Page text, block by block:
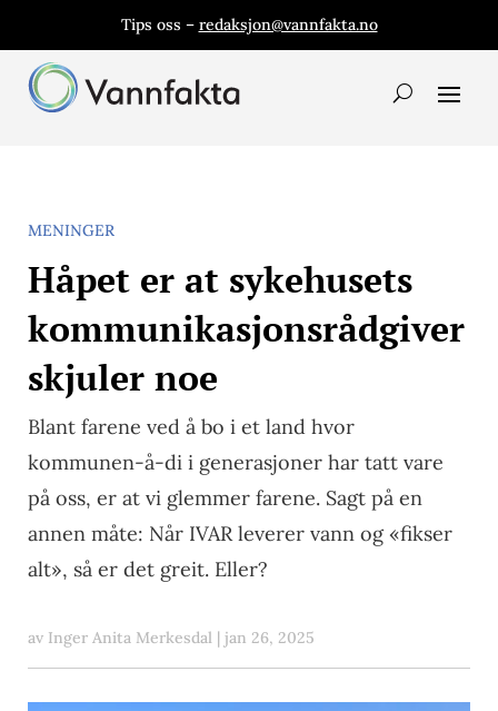
Tips oss – redaksjon@vannfakta.no
MENINGER
Håpet er at sykehusets
kommunikasjonsrådgiver
skjuler noe
Blant farene ved å bo i et land hvor
kommunen-å-di i generasjoner har tatt vare
på oss, er at vi glemmer farene. Sagt på en
annen måte: Når IVAR leverer vann og «fikser
alt», så er det greit. Eller?
av Inger Anita Merkesdal | jan 26, 2025